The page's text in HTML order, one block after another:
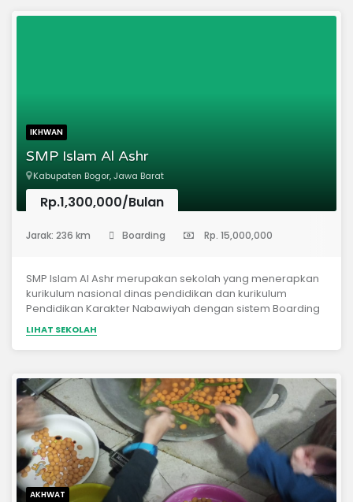
IKHWAN
SMP Islam Al Ashr
Kabupaten Bogor, Jawa Barat
Rp.1,300,000/Bulan
Jarak: 236 km Boarding Rp. 15,000,000
SMP Islam Al Ashr merupakan sekolah yang menerapkan
kurikulum nasional dinas pendidikan dan kurikulum
Pendidikan Karakter Nabawiyah dengan sistem Boarding
School.
LIHAT SEKOLAH
AKHWAT